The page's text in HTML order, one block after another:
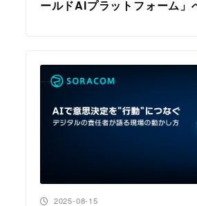
ールドAIプラットフォーム」
投稿日
2025-08-15